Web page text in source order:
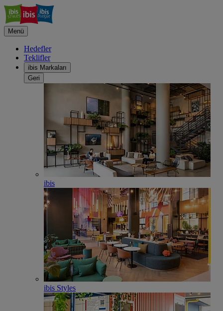
Menü
Hedefler
Teklifler
ibis Markaları
Geri
ibis
ibis Styles